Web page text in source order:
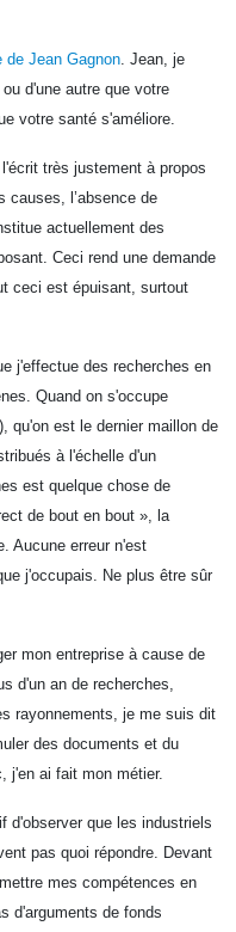
de Jean Gagnon. Jean, je
d'une autre que votre
votre santé s'améliore.
très justement à propos
causes, l’absence de
actuellement des
Ceci rend une demande
ceci est épuisant, surtout
j'effectue des recherches en
Quand on s'occupe
qu'on est le dernier maillon de
à l'échelle d'un
est quelque chose de
de bout en bout », la
Aucune erreur n'est
j'occupais. Ne plus être sûr
mon entreprise à cause de
d'un an de recherches,
rayonnements, je me suis dit
des documents et du
j'en ai fait mon métier.
d'observer que les industriels
pas quoi répondre. Devant
mes compétences en
d'arguments de fonds